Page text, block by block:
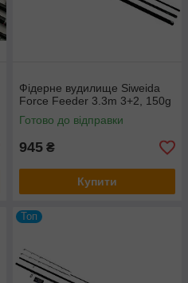
Фідерне вудилище Siweida
Force Feeder 3.3m 3+2, 150g
Готово до відправки
945 ₴
Купити
Топ